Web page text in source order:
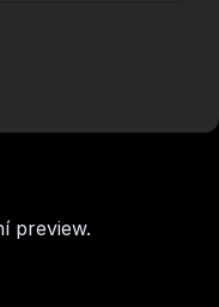
preview.